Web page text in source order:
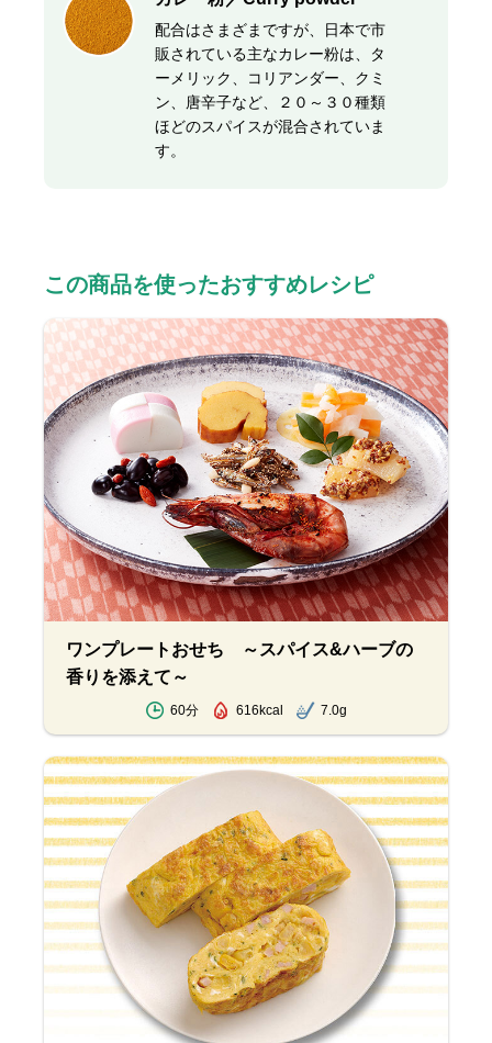
配合はさまざまですが、日本で市
販されている主なカレー粉は、タ
ーメリック、コリアンダー、クミ
ン、唐辛子など、２０～３０種類
ほどのスパイスが混合されていま
す。
この商品を使ったおすすめレシピ
ワンプレートおせち ～スパイス&ハーブの
香りを添えて～
60分 616kcal 7.0g